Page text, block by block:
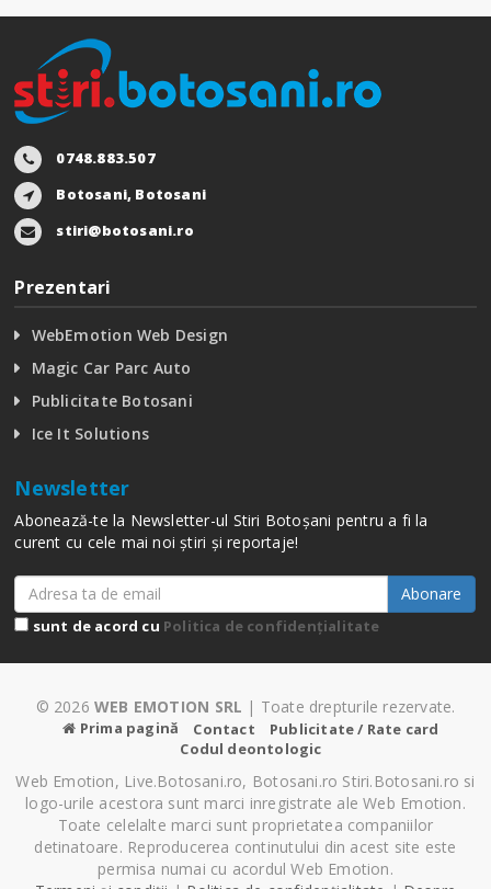
0748.883.507
Botosani, Botosani
stiri@botosani.ro
Prezentari
WebEmotion Web Design
Magic Car Parc Auto
Publicitate Botosani
Ice It Solutions
Newsletter
Abonează-te la Newsletter-ul Stiri Botoșani pentru a fi la
curent cu cele mai noi știri și reportaje!
Abonare
sunt de acord cu Politica de confidențialitate
© 2026 WEB EMOTION SRL | Toate drepturile rezervate.
Prima pagină Contact
Publicitate / Rate card
Codul deontologic
Web Emotion, Live.Botosani.ro, Botosani.ro Stiri.Botosani.ro si
logo-urile acestora sunt marci inregistrate ale Web Emotion.
Toate celelalte marci sunt proprietatea companiilor
detinatoare. Reproducerea continutului din acest site este
permisa numai cu acordul Web Emotion.